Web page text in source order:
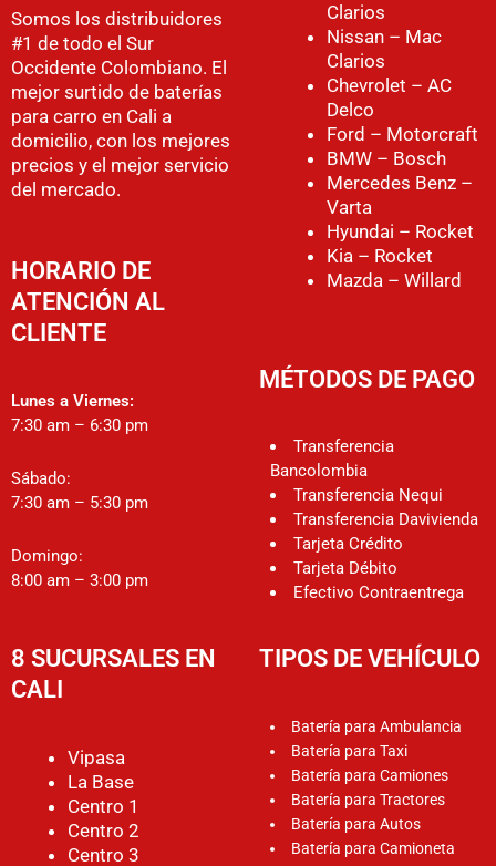
Somos los distribuidores
#1 de todo el Sur
Occidente Colombiano. El
mejor surtido de baterías
para carro en Cali a
domicilio, con los mejores
precios y el mejor servicio
del mercado.
HORARIO DE
ATENCIÓN AL
CLIENTE
Lunes a Viernes:
7:30 am – 6:30 pm
Sábado:
7:30 am – 5:30 pm
Domingo:
8:00 am – 3:00 pm
Clarios
Nissan – Mac
Clarios
Chevrolet – AC
Delco
Ford – Motorcraft
BMW – Bosch
Mercedes Benz –
Varta
Hyundai – Rocket
Kia – Rocket
Mazda – Willard
MÉTODOS DE PAGO
Transferencia
Bancolombia
Transferencia Nequi
Transferencia Davivienda
Tarjeta Crédito
Tarjeta Débito
Efectivo Contraentrega
8 SUCURSALES EN
CALI
Vipasa
La Base
Centro 1
Centro 2
Centro 3
TIPOS DE VEHÍCULO
Batería para Ambulancia
Batería para Taxi
Batería para Camiones
Batería para Tractores
Batería para Autos
Batería para Camioneta